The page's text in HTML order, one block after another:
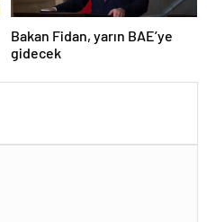
Bakan Fidan, yarın BAE’ye
gidecek